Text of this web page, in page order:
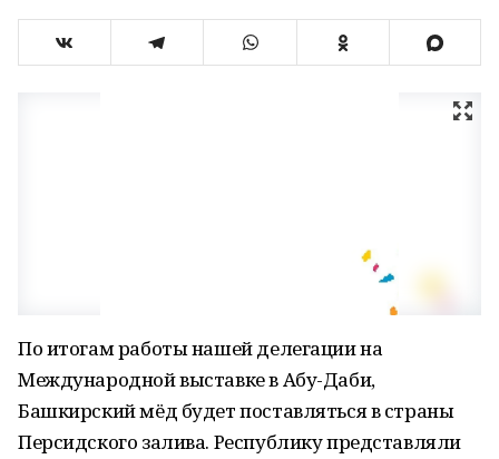
По итогам работы нашей делегации на
Международной выставке в Абу-Даби,
Башкирский мёд будет поставляться в страны
Персидского залива. Республику представляли